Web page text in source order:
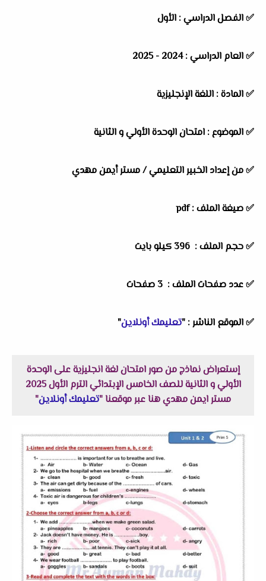
✅الفصل الدراسي : الأول
✅العام الدراسي :2024 - 2025
✅المادة : اللغة الإنجليزية
✅الموضوع : امتحان الوحدة الأولي و الثانية
✅من إعداد الخبير التعليمي / مستر أيمن مهدي
✅ صيغة الملف : pdf
✅ حجم الملف : 396 كيلو بايت
✅ عدد صفحات الملف : 3 صفحات
✅الموقع الناشر : "تعليمك أونلاين"
إستعراض نماذج من صور امتحان لغة انجليزية على الوحدة
الأولي و الثانية للصف الخامس الإبتدائي الترم الأول 2025
مستر ايمن مهدي هنا عبر موقعنا "تعليمك أونلاين"